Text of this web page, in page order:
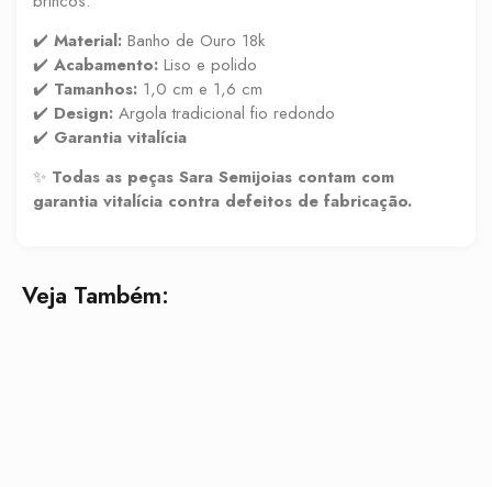
✔️ Material: Banho de Ouro 18k
✔️ Acabamento: Liso e polido
✔️ Tamanhos: 1,0 cm e 1,6 cm
✔️ Design: Argola tradicional fio redondo
✔️ Garantia vitalícia
✨ Todas as peças Sara Semijoias contam com
garantia vitalícia contra defeitos de fabricação.
Veja Também: